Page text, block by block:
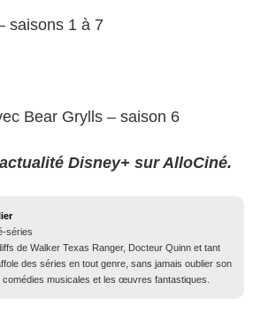
saisons 1 à 7
Bear Grylls – saison 6
Disney+ sur AlloCiné.
séries
de Walker Texas Ranger, Docteur Quinn et tant
des séries en tout genre, sans jamais oublier son
comédies musicales et les œuvres fantastiques.